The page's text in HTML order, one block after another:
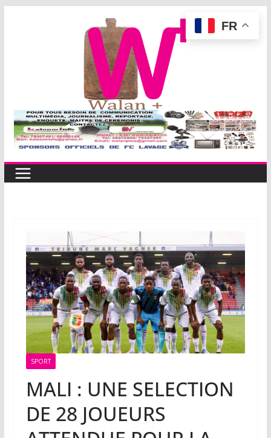
SPORT
MALI : UNE SELECTION
DE 28 JOUEURS
FR